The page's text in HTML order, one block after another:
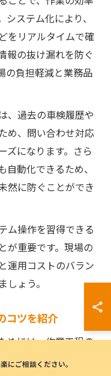
ステム化により、
をリアルタイムで確
報の抜け漏れを防ぐ
の負担軽減と業務品
、過去の車検履歴や
め、問い合わせ対応
ズになります。さら
動化できるため、
然に防ぐことができ
ム操作を習得できる
が重要です。現場の
運用コストのバラン
ょう。
コツを紹介
めには、作業工程の
ず、車検予約から納
にご相談ください。